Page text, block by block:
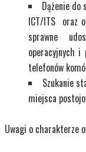
Dążenie do
ICT/ITS oraz
sprawne
operacyjnych
telefonów
Szukanie
miejsca
Uwagi o charakterze